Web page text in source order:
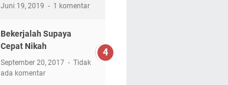
Juni 19, 2019 1 komentar
Bekerjalah Supaya
Cepat Nikah
September 20, 2017
Tidak
ada komentar